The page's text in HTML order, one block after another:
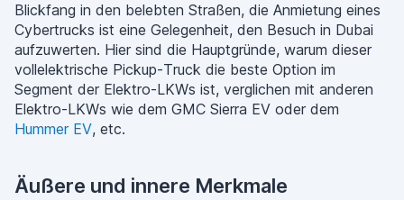
Blickfang in den belebten Straßen, die Anmietung eines
Cybertrucks ist eine Gelegenheit, den Besuch in Dubai
aufzuwerten. Hier sind die Hauptgründe, warum dieser
vollelektrische Pickup-Truck die beste Option im
Segment der Elektro-LKWs ist, verglichen mit anderen
Elektro-LKWs wie dem GMC Sierra EV oder dem
Hummer EV, etc.
Äußere und innere Merkmale